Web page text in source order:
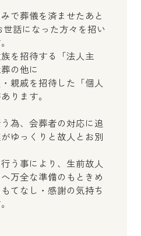
で葬儀を済ませたあと
話になった方々を招い
を招待する「法人主
の他に
親戚を招待した「個人
ります。
為、会葬者の対応に追
ゆっくりと故人とお別
う事により、生前故人
万全な準備のもときめ
てなし・感謝の気持ち